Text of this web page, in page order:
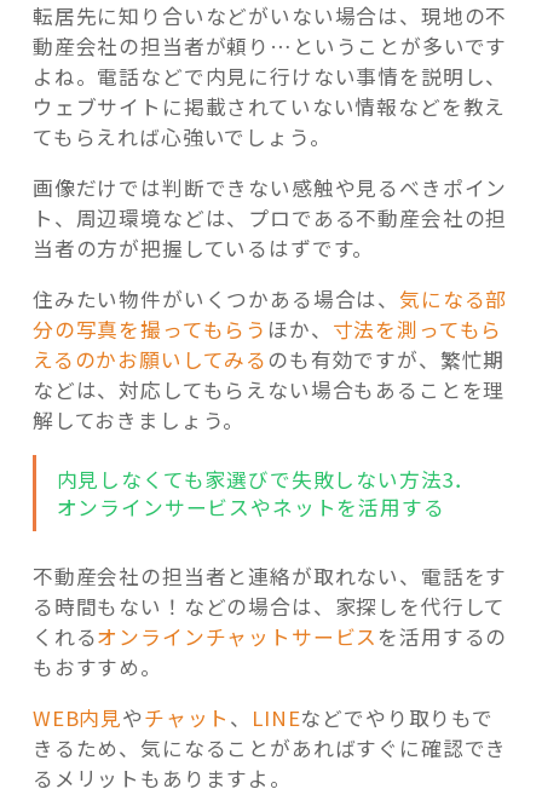
転居先に知り合いなどがいない場合は、現地の不
動産会社の担当者が頼り…ということが多いです
よね。電話などで内見に行けない事情を説明し、
ウェブサイトに掲載されていない情報などを教え
てもらえれば心強いでしょう。
画像だけでは判断できない感触や見るべきポイン
ト、周辺環境などは、プロである不動産会社の担
当者の方が把握しているはずです。
住みたい物件がいくつかある場合は、 気になる部
分の写真を撮ってもらう ほか、 寸法を測ってもら
えるのかお願いしてみる のも有効ですが、繁忙期
などは、対応してもらえない場合もあることを理
解しておきましょう。
内見しなくても家選びで失敗しない方法3．
オンラインサービスやネットを活用する
不動産会社の担当者と連絡が取れない、電話をす
る時間もない！などの場合は、家探しを代行して
くれるオンラインチャットサービス を活用するの
もおすすめ。
WEB内見やチャット 、 LINEなどでやり取りもで
きるため、気になることがあればすぐに確認でき
るメリットもありますよ。